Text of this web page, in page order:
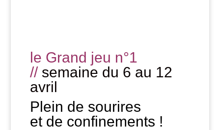
le Grand jeu n°1
// semaine du 6 au 12
avril
Plein de sourires
et de confinements !